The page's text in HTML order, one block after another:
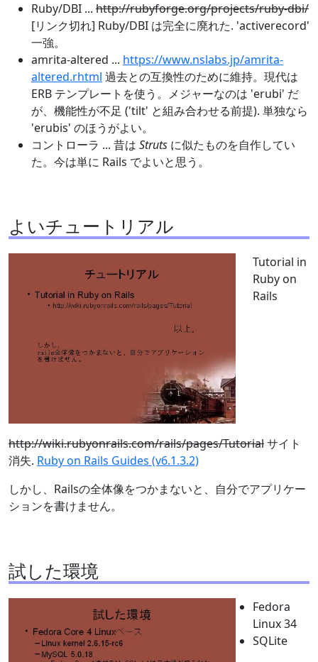
Ruby/DBI ... http://rubyforge.org/projects/ruby-dbi/
[リンク切れ] Ruby/DBI は完全に廃れた. 'activerecord'
一強。
amrita-altered ... https://www.nslabs.jp/amrita-
altered.rhtml 過去との互換性のために維持。現代は
ERB テンプレートを使う。メジャーなのは 'erubi' だ
が、機能性が不足 ('tilt' と組み合わせる前提). 単独なら
'erubis' のほうがよい。
コントローラ ... 昔は Struts に似たものを自作してい
た。今は単に Rails でよいと思う。
よいチュートリアル
Tutorial in
Ruby on
Rails
http://wiki.rubyonrails.com/rails/pages/Tutorialサイト
消失. Ruby on Rails Guides (v6.1.3.2)
しかし、Railsの全体像をつかまないと、自分でアプリケー
ションを書けません。
試した環境
Fedora
Linux 34
SQLite